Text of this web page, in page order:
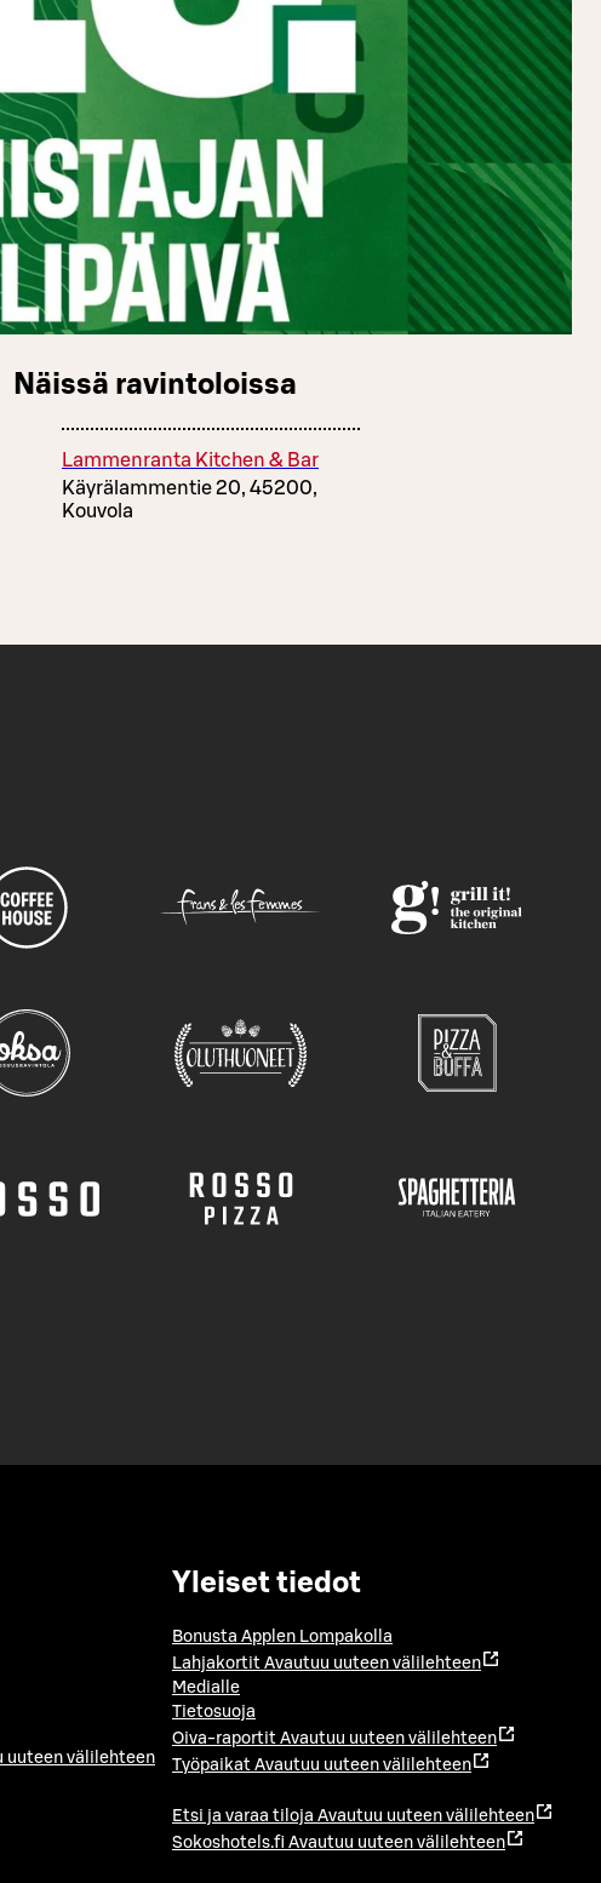
Näissä ravintoloissa
Lammenranta Kitchen & Bar
Käyrälammentie 20, 45200,
Kouvola
uuteen välilehteen
Yleiset tiedot
Bonusta Applen Lompakolla
Lahjakortit Avautuu uuteen välilehteen
Medialle
Tietosuoja
Oiva-raportit Avautuu uuteen välilehteen
Työpaikat Avautuu uuteen välilehteen
Etsi ja varaa tiloja Avautuu uuteen välilehteen
Sokoshotels.fi Avautuu uuteen välilehteen